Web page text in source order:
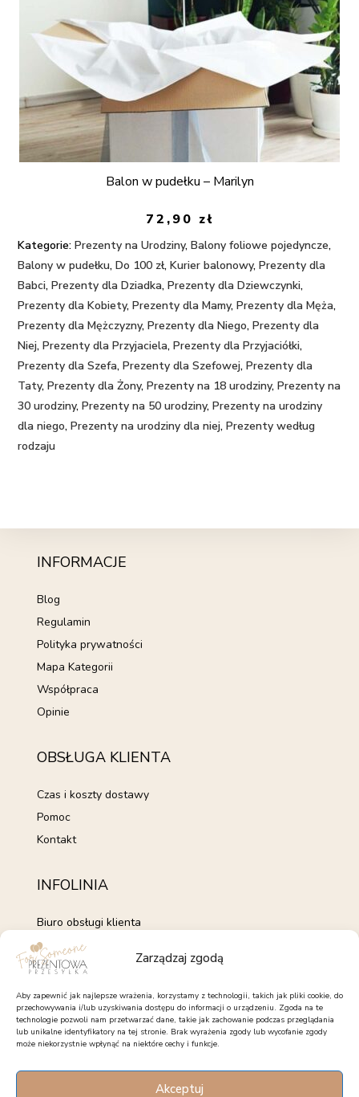
Zarządzaj zgodą
Aby zapewnić jak najlepsze wrażenia, korzystamy z technologii, takich jak pliki cookie, do
przechowywania i/lub uzyskiwania dostępu do informacji o urządzeniu. Zgoda na te
technologie pozwoli nam przetwarzać dane, takie jak zachowanie podczas przeglądania
lub unikalne identyfikatory na tej stronie. Brak wyrażenia zgody lub wycofanie zgody
może niekorzystnie wpłynąć na niektóre cechy i funkcje.
Akceptuj
Balon w pudełku – Marilyn
72,90 zł
Kategorie: Prezenty na Urodziny,Balony foliowe pojedyncze,
Balony w pudełku,Do 100 zł,Kurier balonowy,Prezenty dla
Babci,Prezenty dla Dziadka,Prezenty dla Dziewczynki,
Prezenty dla Kobiety,Prezenty dla Mamy,Prezenty dla Męża,
Prezenty dla Mężczyzny,Prezenty dla Niego,Prezenty dla
Niej,Prezenty dla Przyjaciela,Prezenty dla Przyjaciółki,
Prezenty dla Szefa,Prezenty dla Szefowej,Prezenty dla
Taty,Prezenty dla Żony,Prezenty na 18 urodziny,Prezenty na
30 urodziny,Prezenty na 50 urodziny,Prezenty na urodziny
dla niego,Prezenty na urodziny dla niej,Prezenty według
rodzaju
INFORMACJE
Blog
Regulamin
Polityka prywatności
Mapa Kategorii
Współpraca
Opinie
OBSŁUGA KLIENTA
Czas i koszty dostawy
Pomoc
Kontakt
INFOLINIA
Biuro obsługi klienta
+48 735 843 843
pon. - pt. 7:00 - 15:00
kontakt@forsomeone.pl